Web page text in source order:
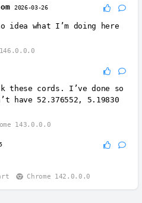
2026-03-26
idea what I’m doing here
these cords. I’ve done so
have 52.376552, 5.19830
143.0.0.0
Chrome 142.0.0.0